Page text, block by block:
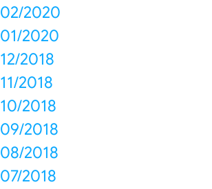
02/2020
01/2020
12/2018
11/2018
10/2018
09/2018
08/2018
07/2018